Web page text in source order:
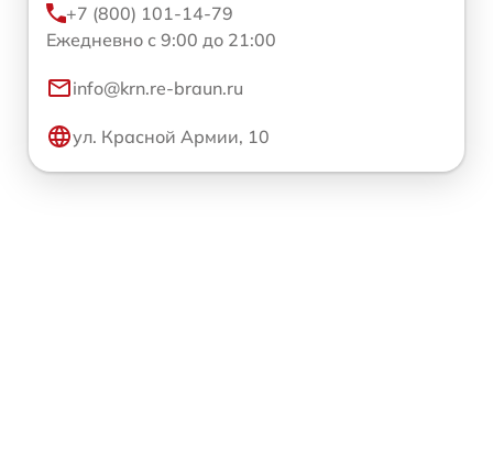
+7 (800) 101-14-79
Ежедневно с 9:00 до 21:00
info@krn.re-braun.ru
ул. Красной Армии, 10